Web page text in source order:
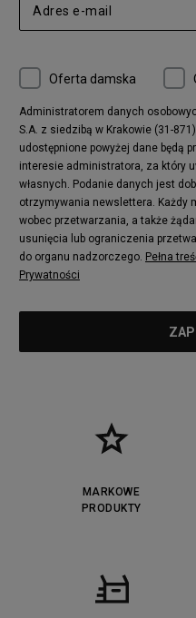
Oferta damska
Administratorem danych
S.A. z siedzibą w Krakowie (31-
udostępnione powyżej dane będą
interesie administratora, za który
własnych. Podanie danych jest
otrzymywania newslettera. Każdy
wobec przetwarzania, a także
usunięcia lub ograniczenia
do organu nadzorczego. Pełna
Prywatności
MARKOWE
PRODUKTY